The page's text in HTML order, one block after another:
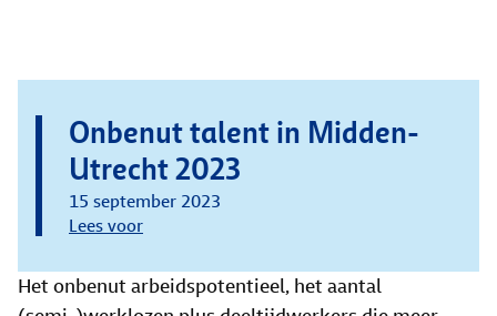
Onbenut talent in Midden-
Utrecht 2023
15 september 2023
Lees voor
Het onbenut arbeidspotentieel, het aantal